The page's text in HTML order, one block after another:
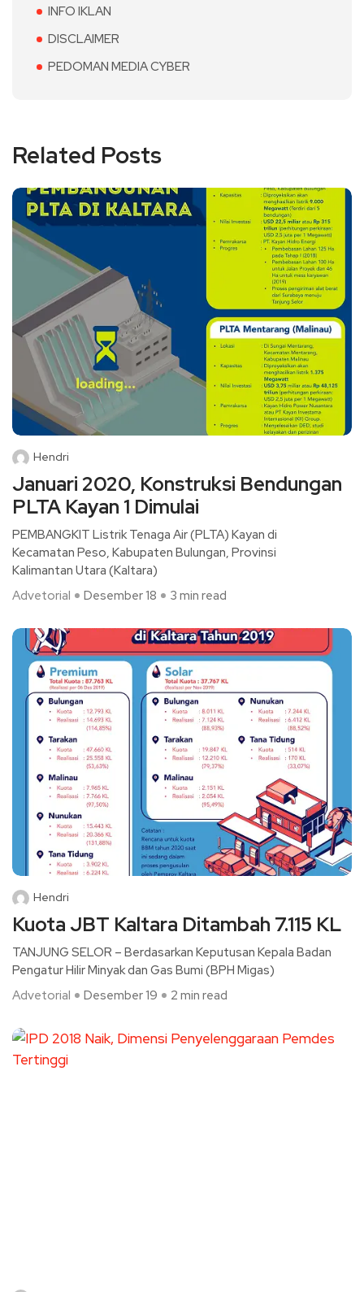
INFO IKLAN
DISCLAIMER
PEDOMAN MEDIA CYBER
Related Posts
Hendri
Januari 2020, Konstruksi Bendungan
PLTA Kayan 1 Dimulai
PEMBANGKIT Listrik Tenaga Air (PLTA) Kayan di
Kecamatan Peso, Kabupaten Bulungan, Provinsi
Kalimantan Utara (Kaltara)
Advetorial
Desember 18 3 min read
Hendri
Kuota JBT Kaltara Ditambah 7.115 KL
TANJUNG SELOR – Berdasarkan Keputusan Kepala Badan
Pengatur Hilir Minyak dan Gas Bumi (BPH Migas)
Advetorial
Desember 19 2 min read